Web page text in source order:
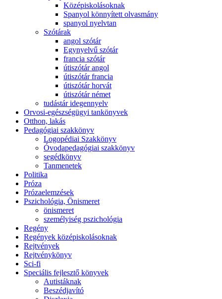
Középiskolásoknak
Spanyol könnyített olvasmány
spanyol nyelvtan
Szótárak
angol szótár
Egynyelvű szótár
francia szótár
útiszótár angol
útiszótár francia
útiszótár horvát
útiszótár német
tudástár idegennyelv
Orvosi-egészségügyi tankönyvek
Otthon, lakás
Pedagógiai szakkönyv
Logopédiai Szakkönyv
Óvodapedagógiai szakkönyv
segédkönyv
Tanmenetek
Politika
Próza
Prózaelemzések
Pszichológia, Önismeret
önismeret
személyiség pszichológia
Regény
Regények középiskolásoknak
Rejtvények
Rejtvénykönyv
Sci-fi
Speciális fejlesztő könyvek
Autistáknak
Beszédjavító